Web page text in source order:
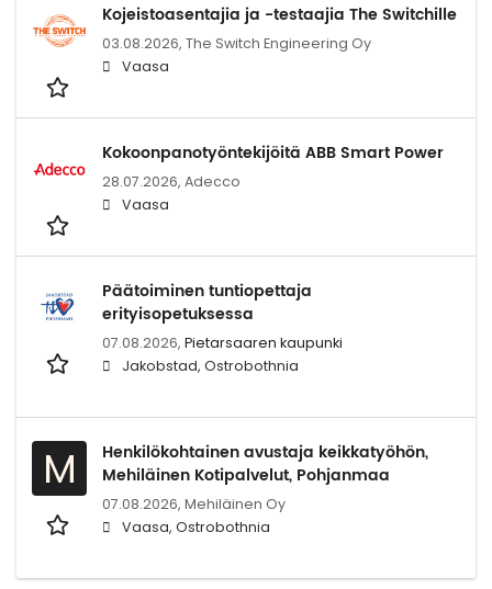
Kojeistoasentajia ja -testaajia The Switchille
03.08.2026, The Switch Engineering Oy
Vaasa
Kokoonpanotyöntekijöitä ABB Smart Power
28.07.2026, Adecco
Vaasa
Päätoiminen tuntiopettaja
erityisopetuksessa
07.08.2026, Pietarsaaren kaupunki
Jakobstad, Ostrobothnia
M
Henkilökohtainen avustaja keikkatyöhön,
Mehiläinen Kotipalvelut, Pohjanmaa
07.08.2026, Mehiläinen Oy
Vaasa, Ostrobothnia